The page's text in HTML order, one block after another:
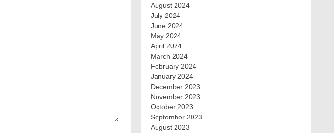
August 2024
July 2024
June 2024
May 2024
April 2024
March 2024
February 2024
January 2024
December 2023
November 2023
October 2023
September 2023
August 2023